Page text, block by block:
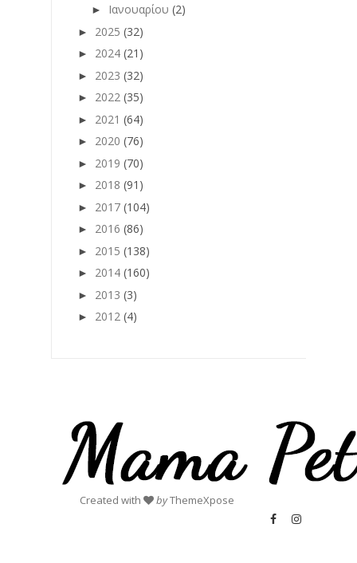
► Ιανουαρίου (2)
► 2025 (32)
► 2024 (21)
► 2023 (32)
► 2022 (35)
► 2021 (64)
► 2020 (76)
► 2019 (70)
► 2018 (91)
► 2017 (104)
► 2016 (86)
► 2015 (138)
► 2014 (160)
► 2013 (3)
► 2012 (4)
Created with byThemeXpose